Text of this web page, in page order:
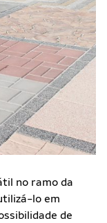
no ramo da
lo em
de